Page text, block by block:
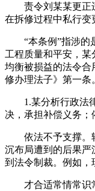
责令刘某某更正违
在拆修过程中私行变
“本条例”指涉的是
工程质量和平安，
均衡被损益的法令合
修办理法子》第一条
1.某分析行政法律
决，承担补偿义务；
依法不予支撑。转
沉布局遭到的后果严
到法令制裁。例如，
才合适常情常识常